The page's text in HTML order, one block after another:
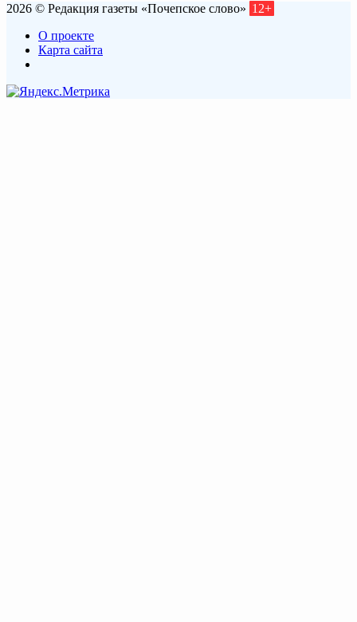
2026 © Редакция газеты «Почепское слово» 12+
О проекте
Карта сайта